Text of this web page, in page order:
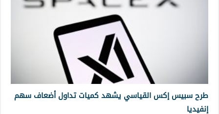
طرح سبيس إكس القياسي يشهد كميات تداول أضعاف سهم
إنفيديا